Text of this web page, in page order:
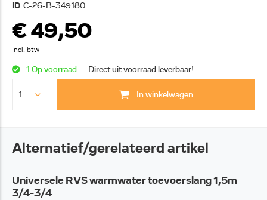
ID C-26-B-349180
€ 49,50
Incl. btw
1 Op voorraad Direct uit voorraad leverbaar!
In winkelwagen
Alternatief/gerelateerd artikel
Universele RVS warmwater toevoerslang 1,5m
3/4-3/4